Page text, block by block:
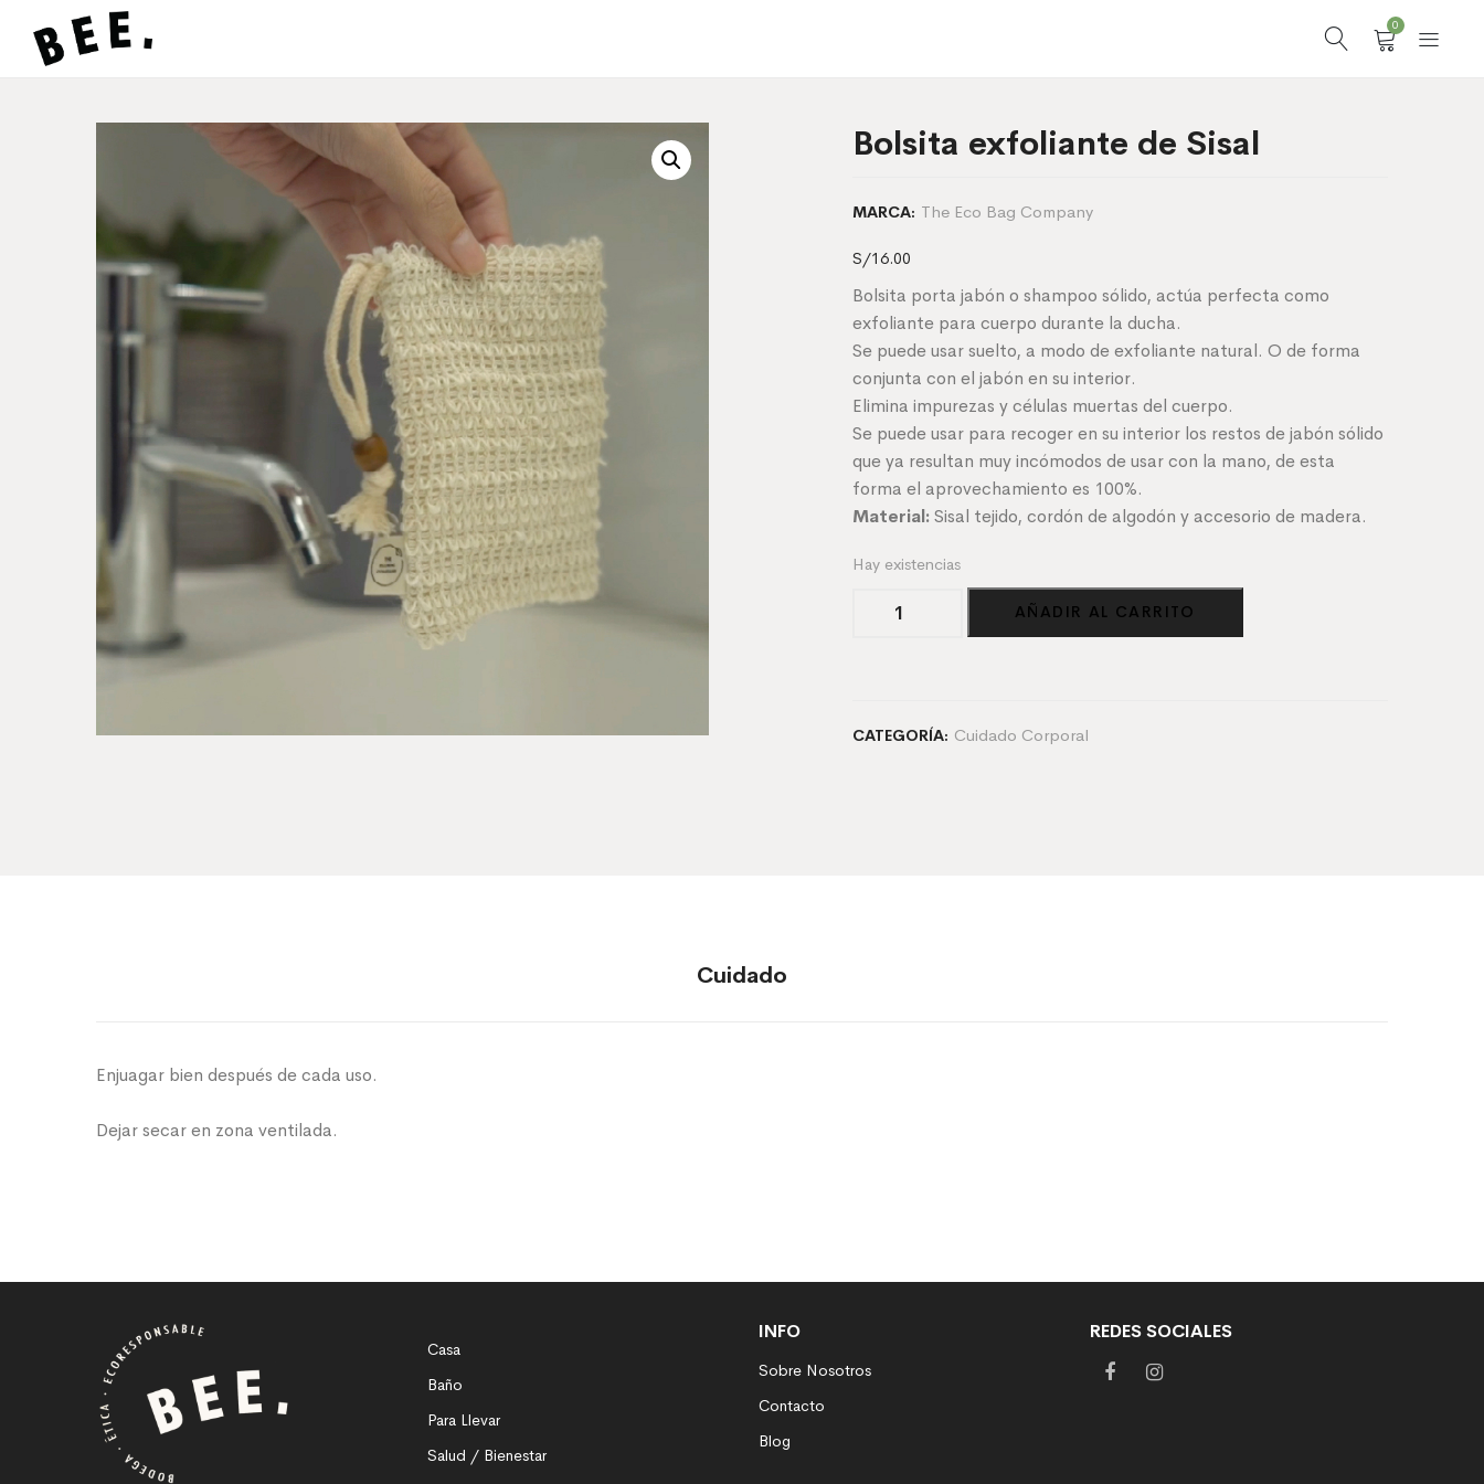
0
Bolsita exfoliante de Sisal
MARCA: The Eco Bag Company
S/16.00
Bolsita porta jabón o shampoo sólido, actúa perfecta como
exfoliante para cuerpo durante la ducha.
Se puede usar suelto, a modo de exfoliante natural. O de forma
conjunta con el jabón en su interior.
Elimina impurezas y células muertas del cuerpo.
Se puede usar para recoger en su interior los restos de jabón sólido
que ya resultan muy incómodos de usar con la mano, de esta
forma el aprovechamiento es 100%.
Material:Sisal tejido, cordón de algodón y accesorio de madera.
Hay existencias
exfoliante
AÑADIR AL CARRITO
CATEGORÍA: Cuidado Corporal
Cuidado
Enjuagar bien después de cada uso.
Dejar secar en zona ventilada.
Casa
Baño
Para Llevar
Salud / Bienestar
INFO
Sobre Nosotros
Contacto
Blog
REDES SOCIALES